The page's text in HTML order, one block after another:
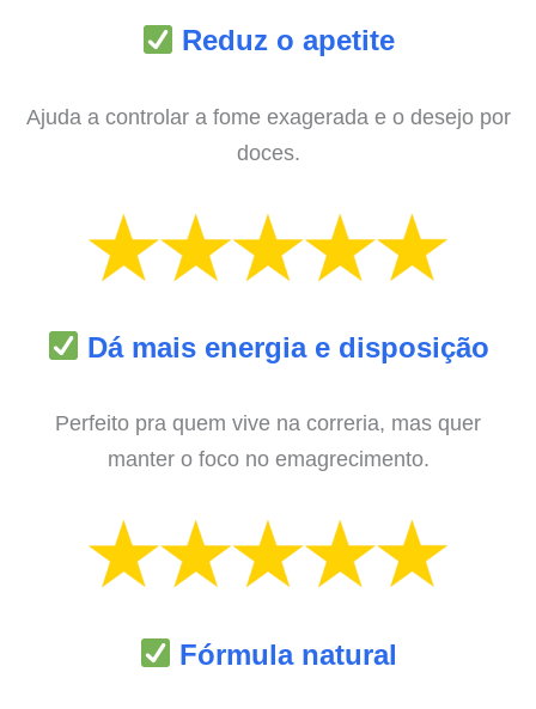
Reduz o apetite
Ajuda a controlar a fome exagerada e o desejo por
doces.
Dá mais energia e disposição
Perfeito pra quem vive na correria, mas quer
manter o foco no emagrecimento.
Fórmula natural